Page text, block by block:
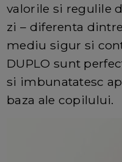
valorile si regulile
zi – diferenta
mediu sigur si
DUPLO sunt
si imbunatatesc
baza ale copilului.